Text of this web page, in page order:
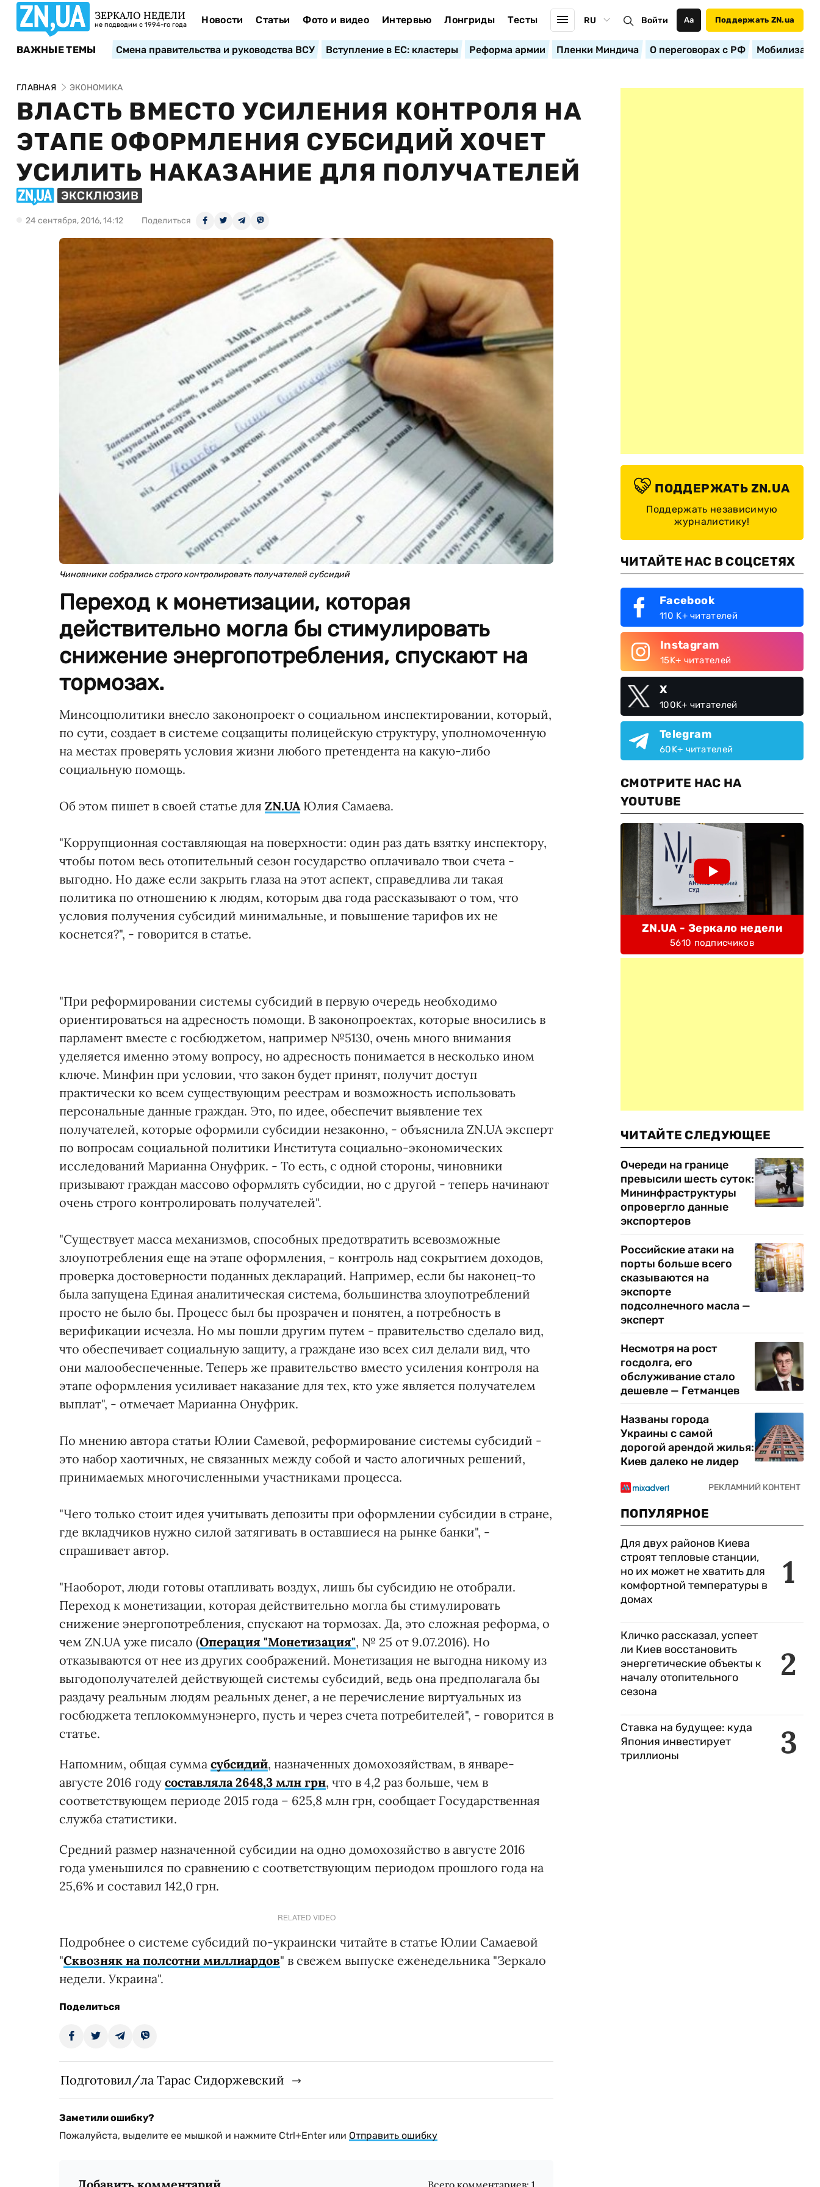
ЗЕРКАЛО НЕДЕЛИ
не подводим с 1994-го года Новости Статьи Фото и видео Интервью Лонгриды Тесты RU Войти Аа Поддержать ZN.ua
ВАЖНЫЕ ТЕМЫ Смена правительства и руководства ВСУ Вступление в ЕС: кластеры Реформа армии Пленки Миндича О переговорах с РФ
ГЛАВНАЯ ЭКОНОМИКА
ВЛАСТЬ ВМЕСТО УСИЛЕНИЯ КОНТРОЛЯ НА
ЭТАПЕ ОФОРМЛЕНИЯ СУБСИДИЙ ХОЧЕТ
УСИЛИТЬ НАКАЗАНИЕ ДЛЯ ПОЛУЧАТЕЛЕЙ
ЭКСКЛЮЗИВ
24 сентября, 2016, 14:12 Поделиться
Чиновники собрались строго контролировать получателей субсидий
Переход к монетизации, которая
действительно могла бы стимулировать
снижение энергопотребления, спускают на
тормозах.
Минсоцполитики внесло законопроект о социальном инспектировании, который,
по сути, создает в системе соцзащиты полицейскую структуру, уполномоченную
на местах проверять условия жизни любого претендента на какую-либо
социальную помощь.
Об этом пишет в своей статье для ZN.UAЮлия Самаева.
"Коррупционная составляющая на поверхности: один раз дать взятку инспектору,
чтобы потом весь отопительный сезон государство оплачивало твои счета -
выгодно. Но даже если закрыть глаза на этот аспект, справедлива ли такая
политика по отношению к людям, которым два года рассказывают о том, что
условия получения субсидий минимальные, и повышение тарифов их не
коснется?", - говорится в статье.
"При реформировании системы субсидий в первую очередь необходимо
ориентироваться на адресность помощи. В законопроектах, которые вносились в
парламент вместе с госбюджетом, например №5130, очень много внимания
уделяется именно этому вопросу, но адресность понимается в несколько ином
ключе. Минфин при условии, что закон будет принят, получит доступ
практически ко всем существующим реестрам и возможность использовать
персональные данные граждан. Это, по идее, обеспечит выявление тех
получателей, которые оформили субсидии незаконно, - объяснила ZN.UA эксперт
по вопросам социальной политики Института социально-экономических
исследований Марианна Онуфрик. - То есть, с одной стороны, чиновники
призывают граждан массово оформлять субсидии, но с другой - теперь начинают
очень строго контролировать получателей".
"Существует масса механизмов, способных предотвратить всевозможные
злоупотребления еще на этапе оформления, - контроль над сокрытием доходов,
проверка достоверности поданных деклараций. Например, если бы наконец-то
была запущена Единая аналитическая система, большинства злоупотреблений
просто не было бы. Процесс был бы прозрачен и понятен, а потребность в
верификации исчезла. Но мы пошли другим путем - правительство сделало вид,
что обеспечивает социальную защиту, а граждане изо всех сил делали вид, что
они малообеспеченные. Теперь же правительство вместо усиления контроля на
этапе оформления усиливает наказание для тех, кто уже является получателем
выплат", - отмечает Марианна Онуфрик.
По мнению автора статьи Юлии Самевой, реформирование системы субсидий -
это набор хаотичных, не связанных между собой и часто алогичных решений,
принимаемых многочисленными участниками процесса.
"Чего только стоит идея учитывать депозиты при оформлении субсидии в стране,
где вкладчиков нужно силой затягивать в оставшиеся на рынке банки", -
спрашивает автор.
"Наоборот, люди готовы отапливать воздух, лишь бы субсидию не отобрали.
Переход к монетизации, которая действительно могла бы стимулировать
снижение энергопотребления, спускают на тормозах. Да, это сложная реформа, о
чем ZN.UA уже писало (Операция "Монетизация", № 25 от 9.07.2016). Но
отказываются от нее из других соображений. Монетизация не выгодна никому из
выгодополучателей действующей системы субсидий, ведь она предполагала бы
раздачу реальным людям реальных денег, а не перечисление виртуальных из
госбюджета теплокоммунэнерго, пусть и через счета потребителей", - говорится в
статье.
Напомним, общая сумма субсидий, назначенных домохозяйствам, в январе-
августе 2016 году составляла 2648,3 млн грн, что в 4,2 раз больше, чем в
соответствующем периоде 2015 года – 625,8 млн грн, сообщает Государственная
служба статистики.
Средний размер назначенной субсидии на одно домохозяйство в августе 2016
года уменьшился по сравнению с соответствующим периодом прошлого года на
25,6% и составил 142,0 грн.
RELATED VIDEO
Подробнее о системе субсидий по-украински читайте в статье Юлии Самаевой
"Сквозняк на полсотни миллиардов" в свежем выпуске еженедельника "Зеркало
недели. Украина".
Поделиться
Подготовил/ла Тарас Сидоржевский
Заметили ошибку?
Пожалуйста, выделите ее мышкой и нажмите Ctrl+Enter или Отправить ошибку
ПОДДЕРЖАТЬ ZN.UA
Поддержать независимую
журналистику!
ЧИТАЙТЕ НАС В СОЦСЕТЯХ
Facebook
110 K+ читателей
Instagram
15K+ читателей
X
100K+ читателей
Telegram
60K+ читателей
СМОТРИТЕ НАС НА
YOUTUBE
ZN.UA - Зеркало недели
5610 подписчиков
ЧИТАЙТЕ СЛЕДУЮЩЕЕ
Очереди на границе
превысили шесть суток:
Мининфраструктуры
опровергло данные
экспортеров
Российские атаки на
порты больше всего
сказываются на
экспорте
подсолнечного масла —
эксперт
Несмотря на рост
госдолга, его
обслуживание стало
дешевле — Гетманцев
Названы города
Украины с самой
дорогой арендой жилья:
Киев далеко не лидер
ПОПУЛЯРНОЕ
1
Для двух районов Киева
строят тепловые станции,
но их может не хватить для
комфортной температуры в
домах
2
Кличко рассказал, успеет
ли Киев восстановить
энергетические объекты к
началу отопительного
сезона
3
Ставка на будущее: куда
Япония инвестирует
триллионы